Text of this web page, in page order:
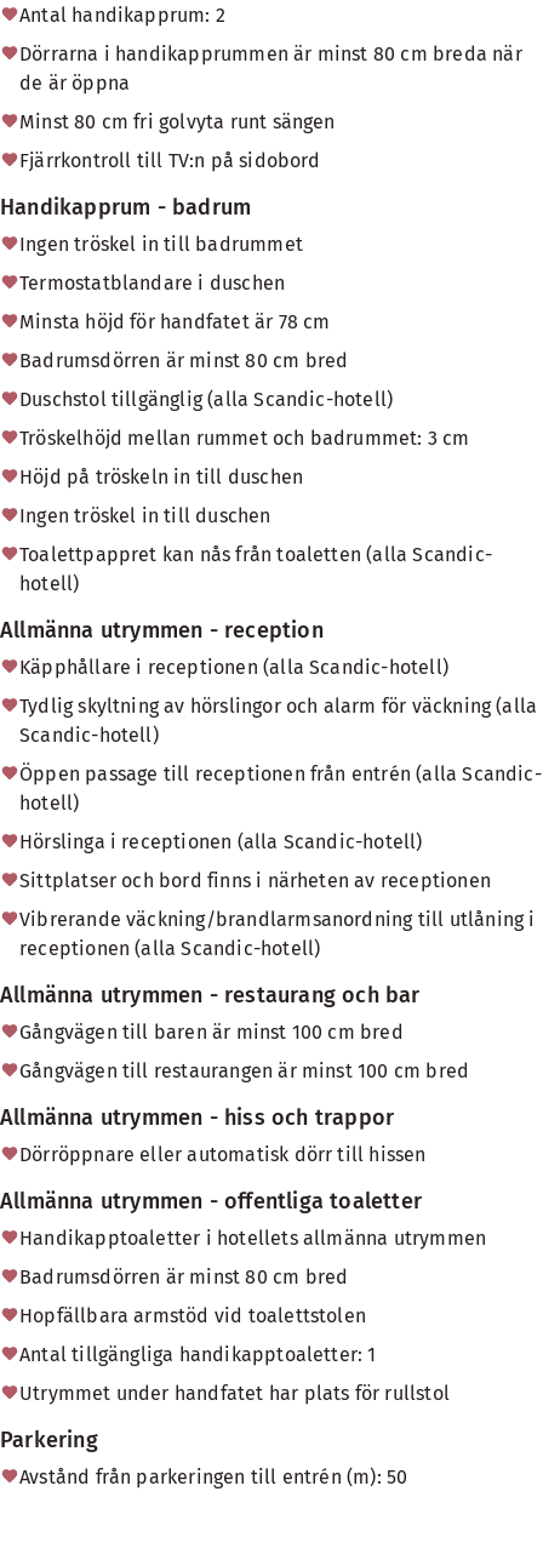
Antal handikapprum: 2
Dörrarna i handikapprummen är minst 80 cm breda när
de är öppna
Minst 80 cm fri golvyta runt sängen
Fjärrkontroll till TV:n på sidobord
Handikapprum - badrum
Ingen tröskel in till badrummet
Termostatblandare i duschen
Minsta höjd för handfatet är 78 cm
Badrumsdörren är minst 80 cm bred
Duschstol tillgänglig (alla Scandic-hotell)
Tröskelhöjd mellan rummet och badrummet: 3 cm
Höjd på tröskeln in till duschen
Ingen tröskel in till duschen
Toalettpappret kan nås från toaletten (alla Scandic-
hotell)
Allmänna utrymmen - reception
Käpphållare i receptionen (alla Scandic-hotell)
Tydlig skyltning av hörslingor och alarm för väckning (alla
Scandic-hotell)
Öppen passage till receptionen från entrén (alla Scandic-
hotell)
Hörslinga i receptionen (alla Scandic-hotell)
Sittplatser och bord finns i närheten av receptionen
Vibrerande väckning/brandlarmsanordning till utlåning i
receptionen (alla Scandic-hotell)
Allmänna utrymmen - restaurang och bar
Gångvägen till baren är minst 100 cm bred
Gångvägen till restaurangen är minst 100 cm bred
Allmänna utrymmen - hiss och trappor
Dörröppnare eller automatisk dörr till hissen
Allmänna utrymmen - offentliga toaletter
Handikapptoaletter i hotellets allmänna utrymmen
Badrumsdörren är minst 80 cm bred
Hopfällbara armstöd vid toalettstolen
Antal tillgängliga handikapptoaletter: 1
Utrymmet under handfatet har plats för rullstol
Parkering
Avstånd från parkeringen till entrén (m): 50